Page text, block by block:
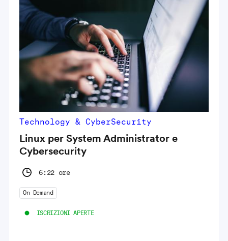
Technology & CyberSecurity
Linux per System Administrator e
Cybersecurity
6:22 ore
On Demand
ISCRIZIONI APERTE